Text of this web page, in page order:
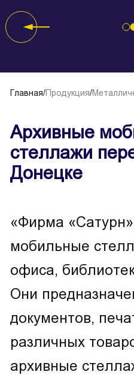
Главная/Продукция/
Архивные
стеллажи
Донецке
«Фирма
мобильные
офиса,
Они
документов,
различных
архивные